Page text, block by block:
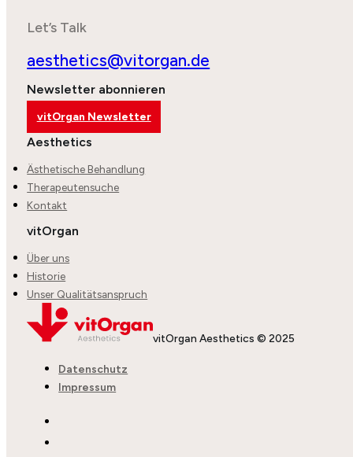
Let’s Talk
aesthetics@vitorgan.de
Newsletter abonnieren
vitOrgan Newsletter
Aesthetics
Ästhetische Behandlung
Therapeutensuche
Kontakt
vitOrgan
Über uns
Historie
Unser Qualitätsanspruch
vitOrgan Aesthetics © 2025
Datenschutz
Impressum